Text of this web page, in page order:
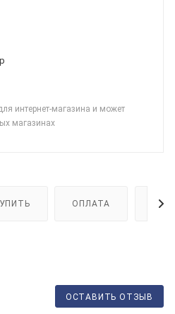
интернет-магазина и может
магазинах
ОПЛАТА
ОСТАВИТЬ ОТЗЫВ